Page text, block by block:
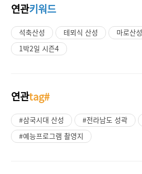
연관키워드
석축산성 테뫼식 산성 마로산성
1박2일 시즌4
연관tag#
#삼국시대 산성 #전라남도 성곽
#예능프로그램 촬영지